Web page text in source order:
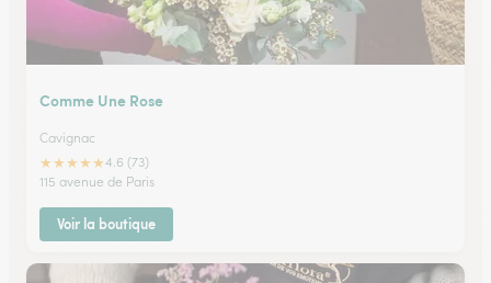
Comme Une Rose
Cavignac
★★★★★4.6 (73)
115 avenue de Paris
Voir la boutique